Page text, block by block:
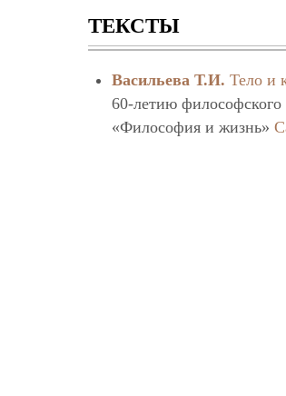
ТЕКСТЫ
Васильева Т.И. Тело и
60-летию
«Философия и жизнь»